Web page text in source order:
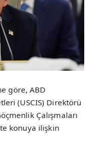
göre, ABD
(USCIS) Direktörü
Çalışmaları
konuya ilişkin